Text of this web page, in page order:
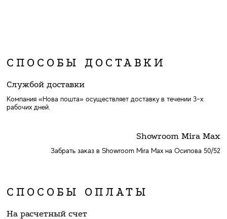
СПОСОБЫ ДОСТАВКИ
Службой доставки
Компания «Нова пошта» осуществляет доставку в течении 3-х
рабочих дней.
Showroom Mira Max
Забрать заказ в Showroom Mira Max на Осипова 50/52
СПОСОБЫ ОПЛАТЫ
На расчетный счет